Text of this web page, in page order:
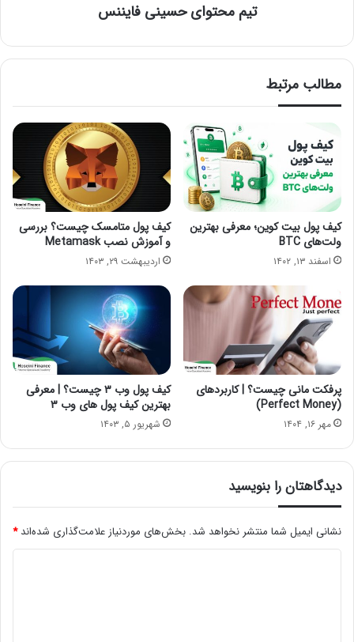
تیم محتوای حسینی‌ فایننس
مطالب مرتبط
کیف پول بیت کوین؛ معرفی بهترین
ولت‌های BTC
اسفند ۱۳, ۱۴۰۲
کیف پول متامسک چیست؟ بررسی
و آموزش نصب Metamask
اردیبهشت ۲۹, ۱۴۰۳
پرفکت مانی چیست؟ | کاربردهای
(Perfect Money)
مهر ۱۶, ۱۴۰۴
کیف پول‌ وب ۳ چیست؟ | معرفی
بهترین کیف پول‌ های وب ۳
شهریور ۵, ۱۴۰۳
دیدگاهتان را بنویسید
نشانی ایمیل شما منتشر نخواهد شد. بخش‌های موردنیاز علامت‌گذاری شده‌اند*